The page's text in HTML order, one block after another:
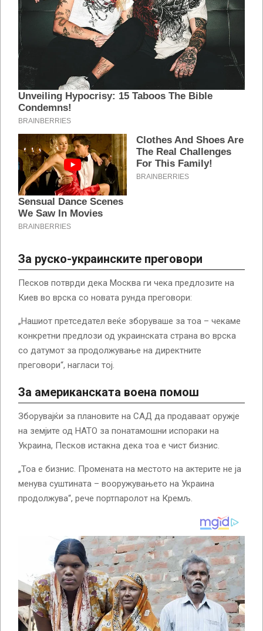
За руско-украинските преговори
Песков потврди дека Москва ги чека предлозите на
Киев во врска со новата рунда преговори:
„Нашиот претседател веќе зборуваше за тоа – чекаме
конкретни предлози од украинската страна во врска
со датумот за продолжување на директните
преговори“, нагласи тој.
За американската воена помош
Зборувајќи за плановите на САД да продаваат оружје
на земјите од НАТО за понатамошни испораки на
Украина, Песков истакна дека тоа е чист бизнис.
„Тоа е бизнис. Промената на местото на актерите не ја
менува суштината – вооружувањето на Украина
продолжува“, рече портпаролот на Кремљ.